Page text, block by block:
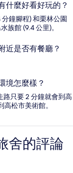
什麼好看好玩的？
鐘腳程) 和栗林公園
族館 (9.4 公里)。
近是否有餐廳？
境怎麼樣？
只要 2 分鐘就會到高
松市美術館。
舍的評論